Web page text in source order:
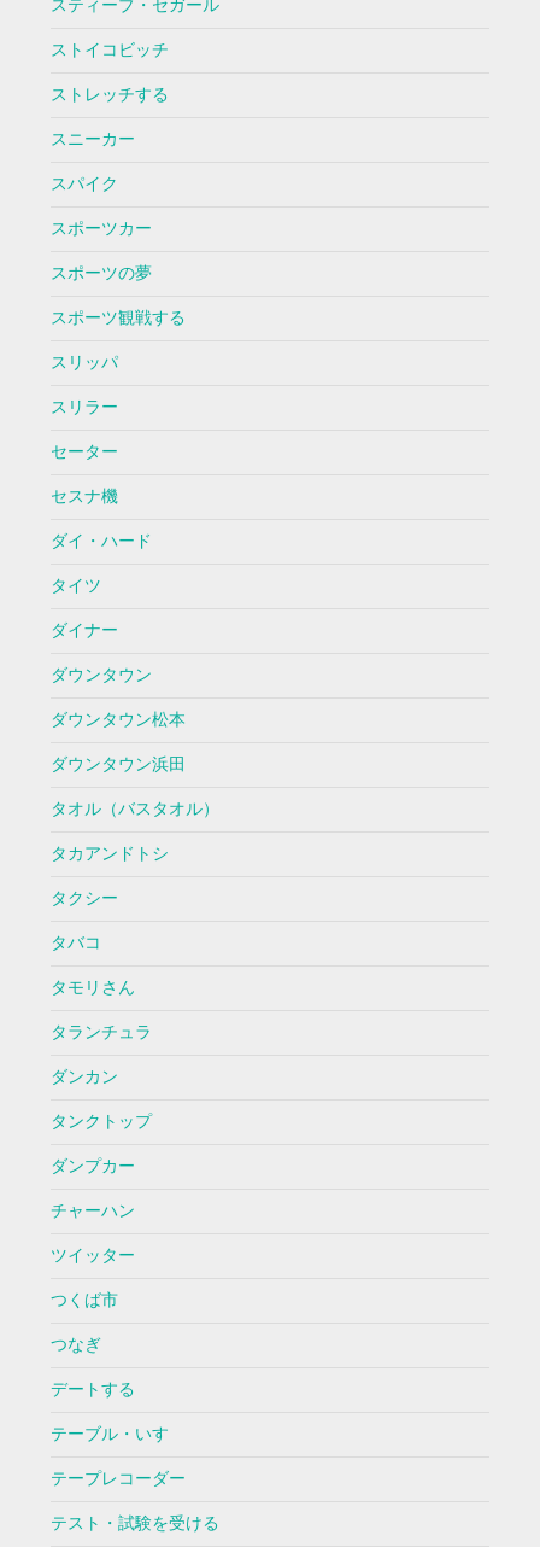
スティーブ・セガール
ストイコビッチ
ストレッチする
スニーカー
スパイク
スポーツカー
スポーツの夢
スポーツ観戦する
スリッパ
スリラー
セーター
セスナ機
ダイ・ハード
タイツ
ダイナー
ダウンタウン
ダウンタウン松本
ダウンタウン浜田
タオル（バスタオル）
タカアンドトシ
タクシー
タバコ
タモリさん
タランチュラ
ダンカン
タンクトップ
ダンプカー
チャーハン
ツイッター
つくば市
つなぎ
デートする
テーブル・いす
テープレコーダー
テスト・試験を受ける